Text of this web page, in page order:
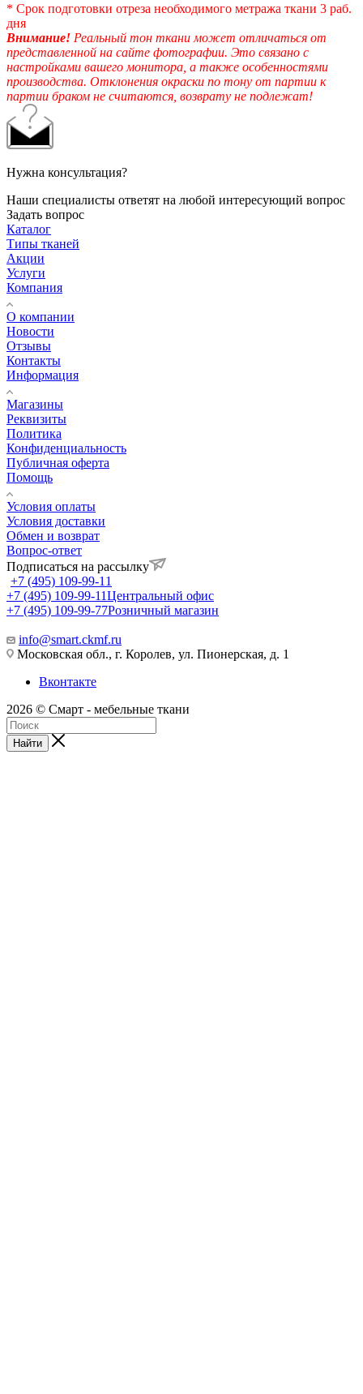
* Срок подготовки отреза необходимого метража ткани 3 раб.
дня
Внимание! Реальный тон ткани может отличаться от
представленной на сайте фотографии. Это связано с
настройками вашего монитора, а также особенностями
производства. Отклонения окраски по тону от партии к
партии браком не считаются, возврату не подлежат!
Нужна консультация?
Наши специалисты ответят на любой интересующий вопрос
Задать вопрос
Каталог
Типы тканей
Акции
Услуги
Компания
О компании
Новости
Отзывы
Контакты
Информация
Магазины
Реквизиты
Политика
Конфиденциальность
Публичная оферта
Помощь
Условия оплаты
Условия доставки
Обмен и возврат
Вопрос-ответ
Подписаться на рассылку
+7 (495) 109-99-11
+7 (495) 109-99-11Центральный офис
+7 (495) 109-99-77Розничный магазин
info@smart.ckmf.ru
Московская обл., г. Королев, ул. Пионерская, д. 1
Вконтакте
2026 © Смарт - мебельные ткани
Найти